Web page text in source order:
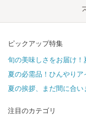
ピックアップ特集
旬の美味しさをお届け！
夏の必需品！ひんやりア
夏の挨拶、まだ間に合い
注目のカテゴリ